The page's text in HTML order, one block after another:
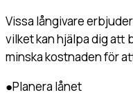
Vissa långivare
vilket kan hjälpa dig att
minska kostnaden för
●Planera lånet